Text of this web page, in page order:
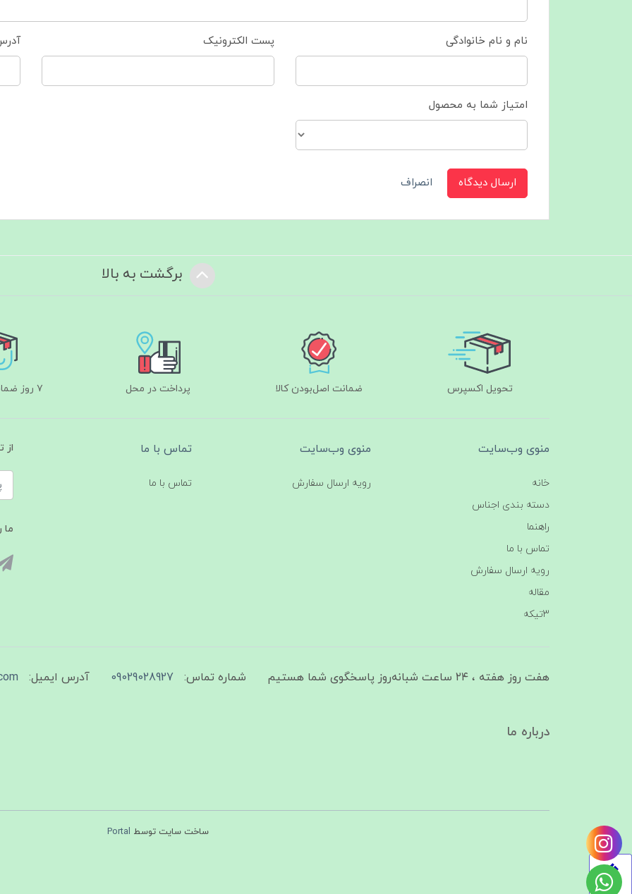
نام و نام خانوادگی پست الکترونیک
امتیاز شما به محصول
ارسال دیدگاه انصراف
برگشت به بالا
تحویل اکسپرس ضمانت اصل‌بودن کالا پرداخت در محل ۷ روز ضمانت بازگشت
منوی وب‌سایت
خانه
دسته بندی اجناس
راهنما
تماس با ما
رویه ارسال سفارش
مقاله
3تیکه
منوی وب‌سایت
رویه ارسال سفارش
تماس با ما
تماس با ما
از
ما
هفت روز هفته ، ۲۴ ساعت شبانه‌روز پاسخگوی شما هستیم شماره تماس: 09029028927 آدرس ایمیل:
درباره ما
ساخت سایت توسط Portal